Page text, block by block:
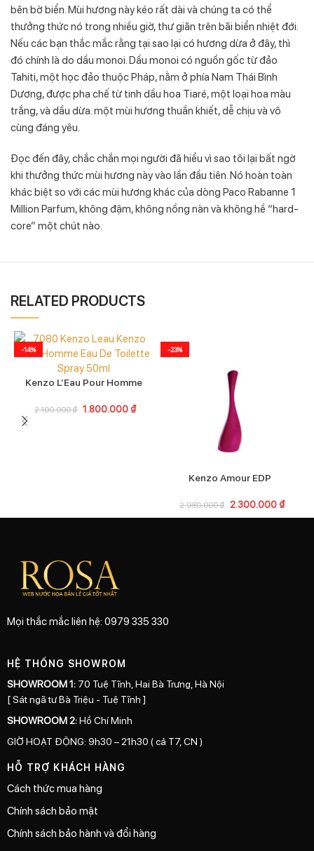
bên bờ biển. Mùi hương này kéo rất dài và chúng ta có thể
thưởng thức nó trong nhiều giờ, thư giãn trên bãi biển nhiệt đới.
Nếu các bạn thắc mắc rằng tại sao lại có hương dừa ở đây, thì
đó chính là do dầu monoi. Dầu monoi có nguồn gốc từ đảo
Tahiti, một học đảo thuộc Pháp, nằm ở phía Nam Thái Bình
Dương, được pha chế từ tinh dầu hoa Tiaré, một loại hoa màu
trắng, và dầu dừa. một mùi hương thuần khiết, dễ chịu và vô
cùng đáng yêu.
Đọc đến đây, chắc chắn mọi người đã hiểu vì sao tôi lại bất ngờ
khi thưởng thức mùi hương này vào lần đầu tiên. Nó hoàn toàn
khác biệt so với các mùi hương khác của dòng Paco Rabanne 1
Million Parfum, không đậm, không nồng nàn và không hề “hard-
core” một chút nào.
RELATED PRODUCTS
-14%
Kenzo L’Eau Pour Homme
2.100.000₫ 1.800.000 ₫
-23%
Kenzo Amour EDP
2.980.000₫ 2.300.000 ₫
Mọi thắc mắc liên hệ: 0979 335 330
HỆ THỐNG SHOWROM
SHOWROOM 1: 70 Tuệ Tĩnh, Hai Bà Trưng, Hà Nội
[ Sát ngã tư Bà Triệu - Tuệ Tĩnh ]
SHOWROOM 2:Hồ Chí Minh
GIỜ HOẠT ĐỘNG: 9h30 – 21h30 ( cả T7, CN )
HỖ TRỢ KHÁCH HÀNG
Cách thức mua hàng
Chính sách bảo mật
Chính sách bảo hành và đổi hàng